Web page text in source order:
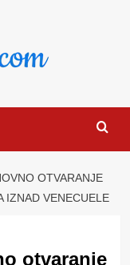
OTVARANJE
IZNAD VENECUELE
otvaranje